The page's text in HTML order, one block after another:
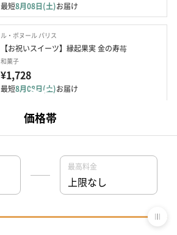
最短8月08日(土)お届け
ル・ボヌール パリス
【お祝いスイーツ】縁起果実 金の寿苺
和菓子
¥1,728
最短8月08日(土)お届け
かつおぶしカシュー&しょうゆアーモンドBOX
お届け
CAFE＠HOME（カフェアットホーム）